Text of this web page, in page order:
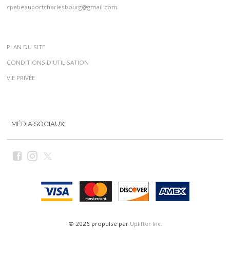
cpabeauportcharlesbourg@gmail.com
PLAN DU SITE
CONDITIONS D'UTILISATION
VIE PRIVÉE
MÉDIA SOCIAUX
© 2026 propulsé par Uplifter Inc.